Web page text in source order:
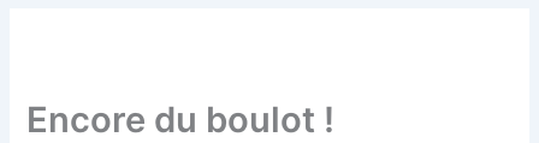
Encore du boulot !